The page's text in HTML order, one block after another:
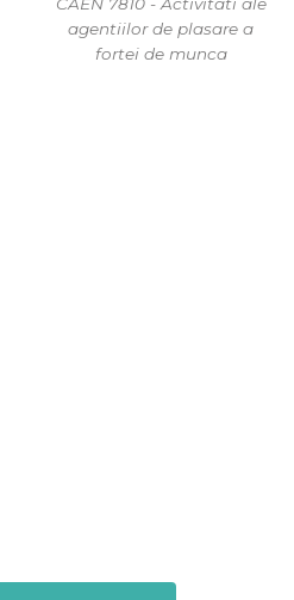
agentiilor de plasare a
fortei de munca